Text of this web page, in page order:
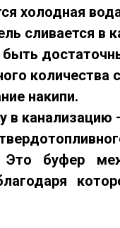
холодная
сливается в
количества
накипи.
в канализацию
буфер